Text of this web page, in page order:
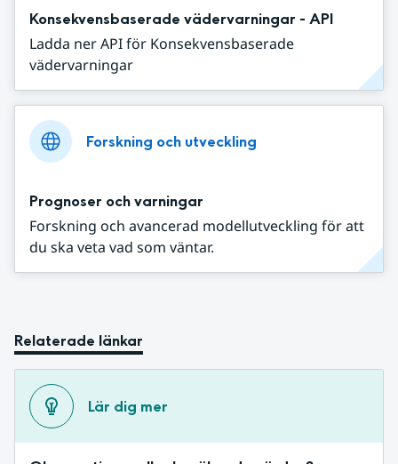
Konsekvensbaserade vädervarningar - API
Ladda ner API för Konsekvensbaserade
vädervarningar
Forskning och utveckling
Prognoser och varningar
Forskning och avancerad modellutveckling för att
du ska veta vad som väntar.
Relaterade länkar
Lär dig mer